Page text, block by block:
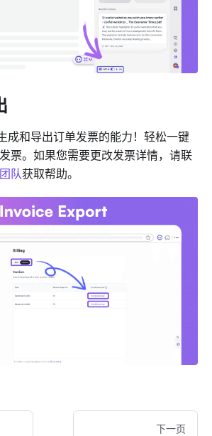
成和导出订单发票的能力！轻松一键
票。如果您需要更改发票详情，请联
队获取帮助。
下一页